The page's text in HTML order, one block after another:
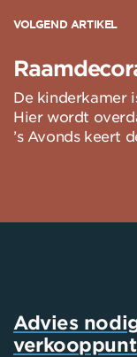
VOLGEND ARTIKEL
De kinderkamer
Hier wordt
’s Avonds keert
Advies